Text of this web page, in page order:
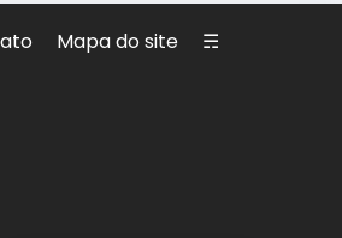
Mapa do site ☴